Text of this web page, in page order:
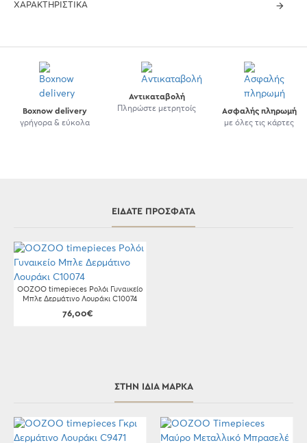
ΧΑΡΑΚΤΗΡΙΣΤΙΚΆ
Boxnow delivery
γρήγορα & εύκολα
Αντικαταβολή
Πληρώστε μετρητοίς
Ασφαλής πληρωμή
με όλες τις κάρτες
ΕΊΔΑΤΕ ΠΡΌΣΦΑΤΑ
OOZOO timepieces Ρολόι Γυναικείο
Μπλε Δερμάτινο Λουράκι C10074
76,00€
ΣΤΗΝ ΊΔΙΑ ΜΆΡΚΑ